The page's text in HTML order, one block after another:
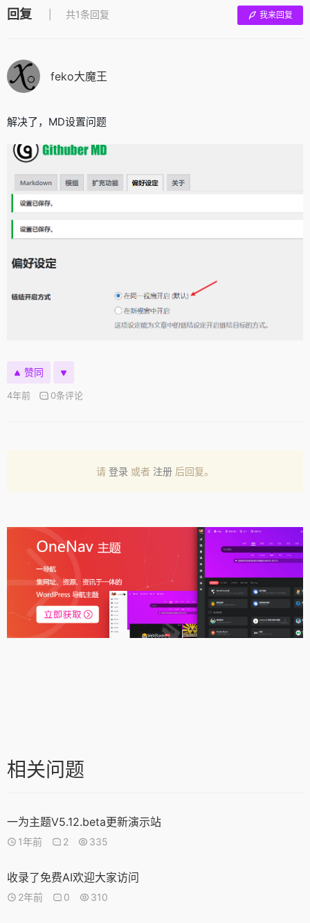
回复 共1条回复 我来回复
feko大魔王
解决了，MD设置问题
赞同
4年前 0条评论
请 登录 或者 注册 后回复。
相关问题
一为主题V5.12.beta更新演示站
1年前 2 335
收录了免费AI欢迎大家访问
2年前 0 310